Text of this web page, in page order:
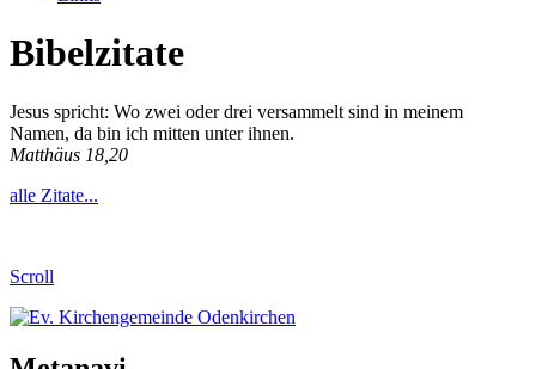
Bibelzitate
Jesus spricht: Wo zwei oder drei versammelt sind in meinem
Namen, da bin ich mitten unter ihnen.
Matthäus 18,20
alle Zitate...
Scroll